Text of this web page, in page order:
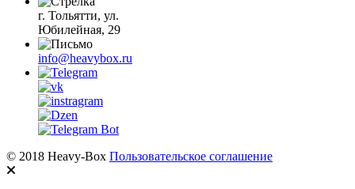
г. Тольятти, ул.
Юбилейная, 29
info@heavybox.ru
© 2018 Heavy-Box Пользовательское соглашение